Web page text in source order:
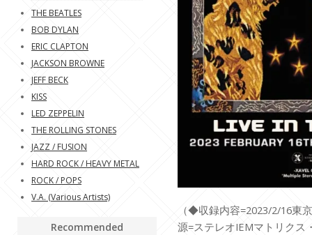
（◆収録内容=2023/2/16東
源=ステレオIEMマトリクス
THE BEATLES
BOB DYLAN
ERIC CLAPTON
JACKSON BROWNE
JEFF BECK
KISS
LED ZEPPELIN
THE ROLLING STONES
JAZZ / FUSION
HARD ROCK / HEAVY METAL
ROCK / POPS
V.A. (Various Artists)
Recommended